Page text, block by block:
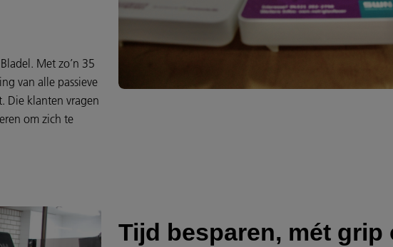
Met zo’n 35
van alle passieve
Die klanten vragen
om zich te
Tijd besparen, mét grip